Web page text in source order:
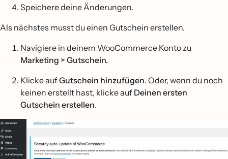
Speichere deine Änderungen.
Als nächstes musst du einen Gutschein erstellen.
Navigiere in deinem WooCommerce Konto zu
Marketing > Gutschein.
Klicke aufGutschein hinzufügen. Oder, wenn du noch
keinen erstellt hast, klicke auf Deinen ersten
Gutschein erstellen.